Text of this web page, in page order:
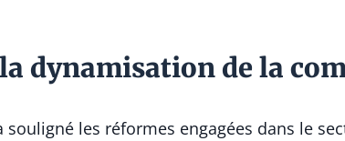
dynamisation de la
souligné les réformes engagées dans le